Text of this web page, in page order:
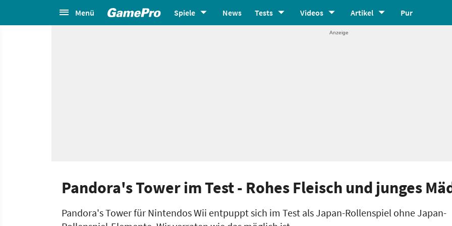
Menü Spiele News Tests Videos Artikel Pur
Pandora's Tower im Test - Rohes Fleisch und junges
Pandora's Tower für Nintendos Wii entpuppt sich im Test als Japan-Rollenspiel ohne Japan-